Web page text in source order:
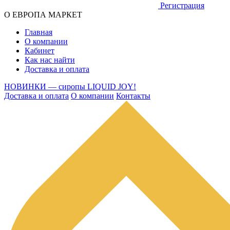
Регистрация
О ЕВРОПА МАРКЕТ
Главная
О компании
Кабинет
Как нас найти
Доставка и оплата
НОВИНКИ — сиропы LIQUID JOY!
Доставка и оплата О компании Контакты